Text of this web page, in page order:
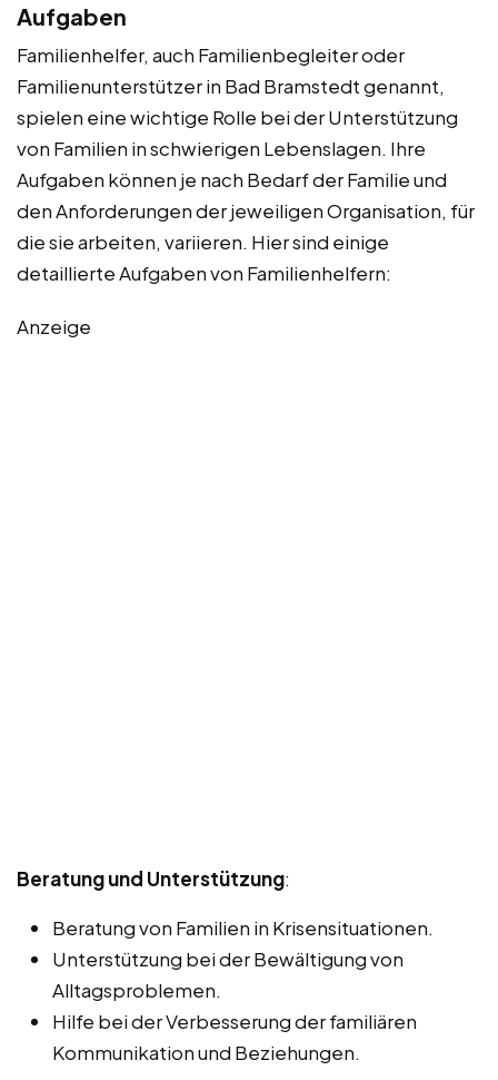
Aufgaben
Familienhelfer, auch Familienbegleiter oder
Familienunterstützer in Bad Bramstedt genannt,
spielen eine wichtige Rolle bei der Unterstützung
von Familien in schwierigen Lebenslagen. Ihre
Aufgaben können je nach Bedarf der Familie und
den Anforderungen der jeweiligen Organisation, für
die sie arbeiten, variieren. Hier sind einige
detaillierte Aufgaben von Familienhelfern:
Anzeige
Beratung und Unterstützung:
Beratung von Familien in Krisensituationen.
Unterstützung bei der Bewältigung von
Alltagsproblemen.
Hilfe bei der Verbesserung der familiären
Kommunikation und Beziehungen.